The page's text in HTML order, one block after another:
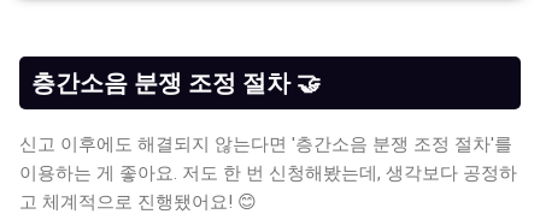
층간소음 분쟁 조정 절차 🤝
신고 이후에도 해결되지 않는다면 '층간소음 분쟁 조정 절차'를
이용하는 게 좋아요. 저도 한 번 신청해봤는데, 생각보다 공정하
고 체계적으로 진행됐어요! 😊